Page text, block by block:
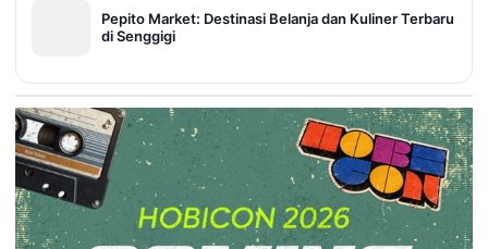
Pepito Market: Destinasi Belanja dan Kuliner Terbaru
di Senggigi